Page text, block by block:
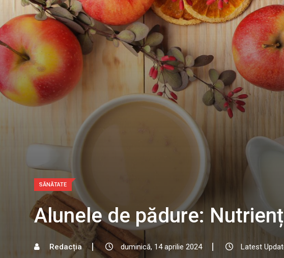
SĂNĂTATE
Alunele de pădure:
Redacția duminică, 14 aprilie 2024 Latest